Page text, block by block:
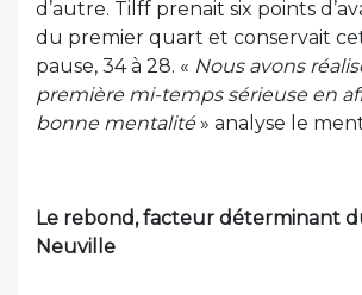
d’autre. Tilff prenait six points
du premier quart et conservait
pause, 34 à 28. « Nous avons
première mi-temps sérieuse en
bonne mentalité» analyse le
Le rebond, facteur déterminant
Neuville